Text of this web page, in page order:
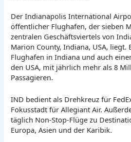
Der Indianapolis International
öffentlicher Flughafen, der sieben
zentralen Geschäftsviertels von
Marion County, Indiana, USA, liegt.
Flughafen in Indiana und auch
den USA, mit jährlich mehr als 8
Passagieren.
IND bedient als Drehkreuz für
Fokusstadt für Allegiant Air.
täglich Non-Stop-Flüge zu
Europa, Asien und der Karibik.